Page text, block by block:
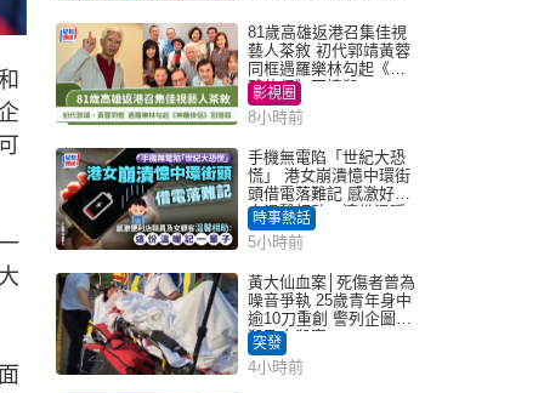
81歲高雄返港召集佳視
藝人茶敘 初代郭靖黃蓉
同框遇羅樂林勾起《神
鵰俠侶》回憶殺
影視圈
8小時前
手機無電陷「世紀大恐
慌」 港女崩潰憶中環街
頭借電落難記 感激好心
人溫馨相助：這份溫暖
記一輩子｜Juicy叮
時事熱話
5小時前
黃大仙血案│死傷者曾為
噪音爭執 25歲青年身中
逾10刀重創 警列企圖謀
殺及自殺案
突發
4小時前